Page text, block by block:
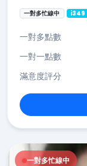
一對多忙線中 i349
一對多點數
一對一點數
滿意度評分
一對多忙線中